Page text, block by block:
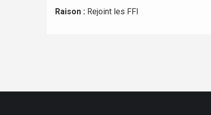
Raison : Rejoint les FFI